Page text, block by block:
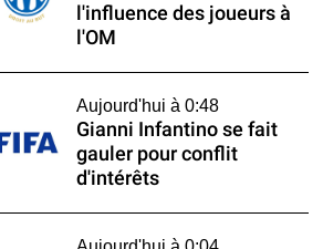
l'influence des joueurs à
l'OM
Aujourd'hui à 0:48
Gianni Infantino se fait
gauler pour conflit
d'intérêts